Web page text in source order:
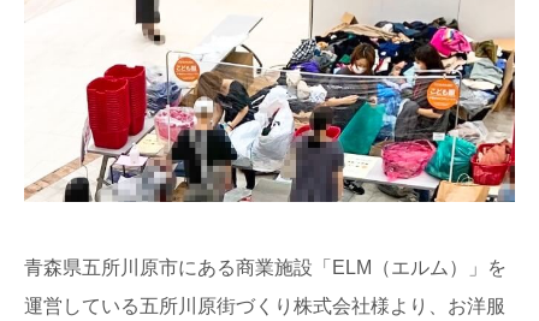
青森県五所川原市にある商業施設「ELM（エルム）」を
運営している五所川原街づくり株式会社様より、お洋服